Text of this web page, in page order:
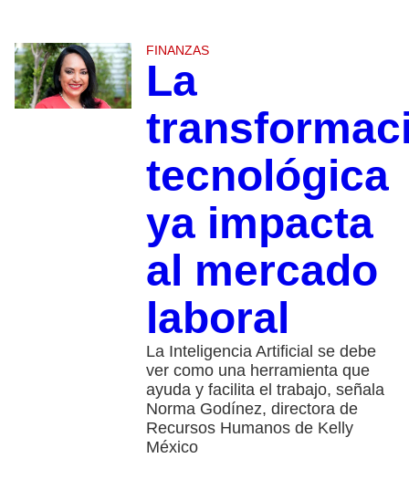
FINANZAS
La
tecnológica
ya impacta
al mercado
laboral
La Inteligencia Artificial se debe
ver como una herramienta que
ayuda y facilita el trabajo, señala
Norma Godínez, directora de
Recursos Humanos de Kelly
México